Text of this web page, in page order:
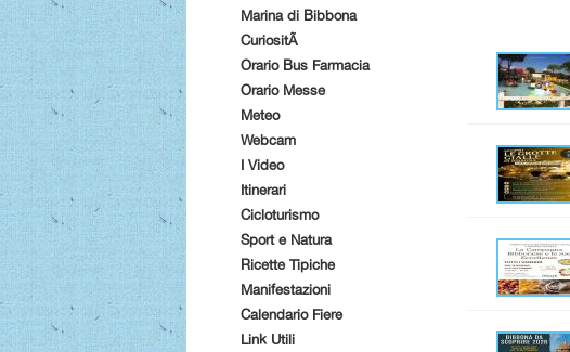
Marina di Bibbona
CuriositÃ
Orario Bus Farmacia
Orario Messe
Meteo
Webcam
I Video
Itinerari
Cicloturismo
Sport e Natura
Ricette Tipiche
Manifestazioni
Calendario Fiere
Link Utili